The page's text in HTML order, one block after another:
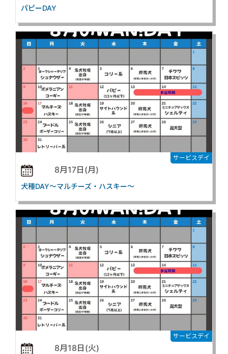
パピーDAY
サービスデイ
8月17日(月)
犬種DAY～マルチーズ・ハスキー～
サービスデイ
8月18日(火)